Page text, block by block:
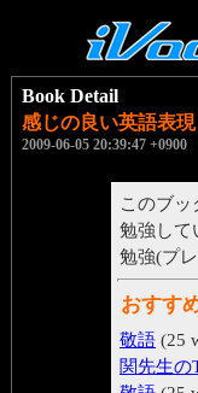
Book Detail
感じの良い英語表現
2009-06-05 20:39:47 +0900
このブッ
勉強して
勉強(プ
おすす
敬語 (25
関先生